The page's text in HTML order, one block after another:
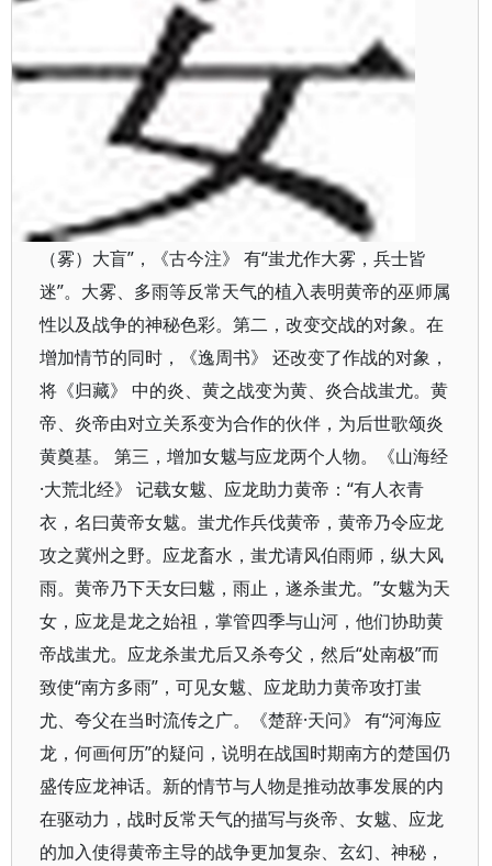
（雾）大盲”，《古今注》 有“蚩尤作大雾，兵士皆
迷”。大雾、多雨等反常天气的植入表明黄帝的巫师属
性以及战争的神秘色彩。第二，改变交战的对象。在
增加情节的同时，《逸周书》 还改变了作战的对象，
将《归藏》 中的炎、黄之战变为黄、炎合战蚩尤。黄
帝、炎帝由对立关系变为合作的伙伴，为后世歌颂炎
黄奠基。 第三，增加女魃与应龙两个人物。《山海经
·大荒北经》 记载女魃、应龙助力黄帝：“有人衣青
衣，名曰黄帝女魃。蚩尤作兵伐黄帝，黄帝乃令应龙
攻之冀州之野。应龙畜水，蚩尤请风伯雨师，纵大风
雨。黄帝乃下天女曰魃，雨止，遂杀蚩尤。”女魃为天
女，应龙是龙之始祖，掌管四季与山河，他们协助黄
帝战蚩尤。应龙杀蚩尤后又杀夸父，然后“处南极”而
致使“南方多雨”，可见女魃、应龙助力黄帝攻打蚩
尤、夸父在当时流传之广。《楚辞·天问》 有“河海应
龙，何画何历”的疑问，说明在战国时期南方的楚国仍
盛传应龙神话。新的情节与人物是推动故事发展的内
在驱动力，战时反常天气的描写与炎帝、女魃、应龙
的加入使得黄帝主导的战争更加复杂、玄幻、神秘，